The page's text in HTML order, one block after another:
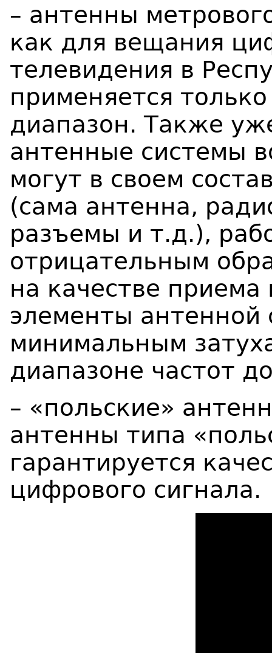
– антенны
как для вещания
телевидения в
применяется
диапазон. Также
антенные системы
могут в своем
(сама антенна,
разъемы и т.д.),
отрицательным
на качестве
элементы
минимальным
диапазоне частот
– «польские»
антенны типа
гарантируется
цифрового сигнала.